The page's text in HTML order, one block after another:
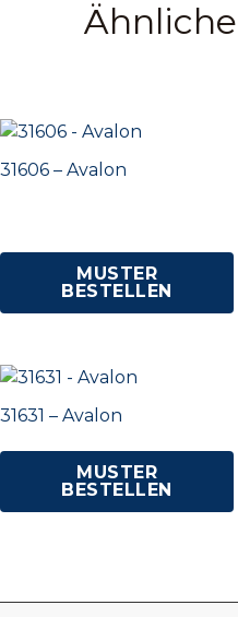
31606 – Avalon
MUSTER
BESTELLEN
31631 – Avalon
MUSTER
BESTELLEN